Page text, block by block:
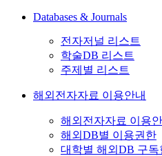
Databases & Journals
전자저널 리스트
학술DB 리스트
주제별 리스트
해외전자자료 이용안내
해외전자자료 이용
해외DB별 이용권한
대학별 해외DB 구독